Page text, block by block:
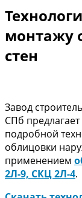
монтажу
стен
Завод
СПб
подробной
облицовки
применением
2Л-9, СКЦ 2Л-4.